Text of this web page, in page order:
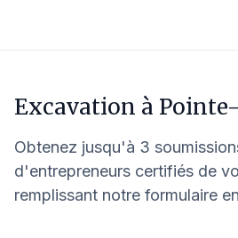
Excavation à
Obtenez jusqu'à 3
d'entrepreneurs certifiés de
remplissant notre formulaire